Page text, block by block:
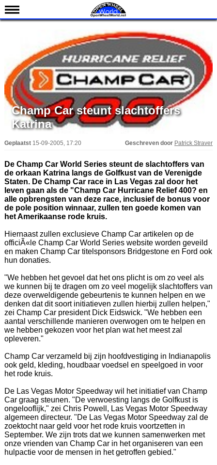
Uitslagen
Standen
Coureurs
Teams
IndyCar 101
Indy 500
Champ Car steunt slachtoffers
Katrina
Geplaatst 15-09-2005, 17:20 Geschreven door Patrick Straver
De Champ Car World Series steunt de slachtoffers van
de orkaan Katrina langs de Golfkust van de Verenigde
Staten. De Champ Car race in Las Vegas zal door het
leven gaan als de "Champ Car Hurricane Relief 400? en
alle opbrengsten van deze race, inclusief de bonus voor
de pole position winnaar, zullen ten goede komen van
het Amerikaanse rode kruis.
Hiernaast zullen exclusieve Champ Car artikelen op de
officiÃ«le Champ Car World Series website worden geveild
en maken Champ Car titelsponsors Bridgestone en Ford ook
hun donaties.
"We hebben het gevoel dat het ons plicht is om zo veel als
we kunnen bij te dragen om zo veel mogelijk slachtoffers van
deze overweldigende gebeurtenis te kunnen helpen en we
denken dat dit soort initiatieven zullen hierbij zullen helpen,"
zei Champ Car president Dick Eidswick. "We hebben een
aantal verschillende manieren overwogen om te helpen en
we hebben gekozen voor het plan wat het meest zal
opleveren."
Champ Car verzameld bij zijn hoofdvestiging in Indianapolis
ook geld, kleding, houdbaar voedsel en speelgoed in voor
het rode kruis.
De Las Vegas Motor Speedway wil het initiatief van Champ
Car graag steunen. "De verwoesting langs de Golfkust is
ongelooflijk," zei Chris Powell, Las Vegas Motor Speedway
algemeen directeur. "De Las Vegas Motor Speedway zal de
zoektocht naar geld voor het rode kruis voortzetten in
September. We zijn trots dat we kunnen samenwerken met
onze vrienden van Champ Car in het organiseren van een
hulpactie voor de mensen in het getroffen gebied."